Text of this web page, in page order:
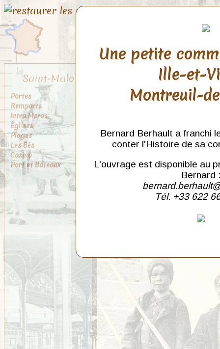
Saint-Malo
Portes
Remparts
Intra Muros
Églises
Plages
Les Bés
Casino
Port et Bateaux
Une petite
Ille-et-
Montreuil-
Bernard Berhault a franchi
conter l'Histoire de sa
L'ouvrage est disponible au
Bernard
Tél. +33 622